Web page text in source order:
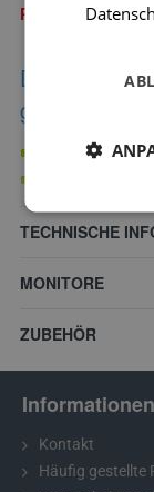
Die Kamera
geeignet:
Yaris 2 (2006 -
TECHNISCHE
MONITORE
ZUBEHÖR
Informationen
Kontakt
Häufig gestellte